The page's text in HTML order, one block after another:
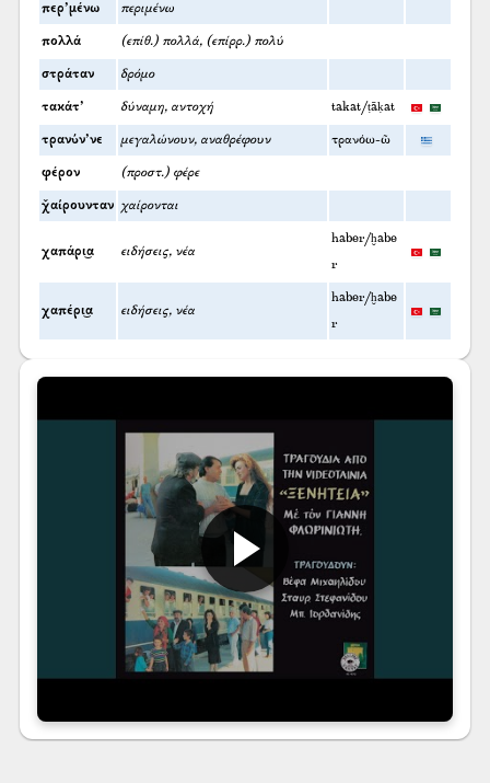
περ’μένω περιμένω
πολλά (επίθ.) πολλά, (επίρρ.) πολύ
στράταν δρόμο
τακάτ’ δύναμη, αντοχή takat/ṭāḳat
τρανύν’νε μεγαλώνουν, αναθρέφουν τρανόω-ῶ
φέρον (προστ.) φέρε
χ̌αίρουνταν χαίρονται
χαπάρι͜α ειδήσεις, νέα
haber/ḫabe
r
χαπέρι͜α ειδήσεις, νέα
haber/ḫabe
r